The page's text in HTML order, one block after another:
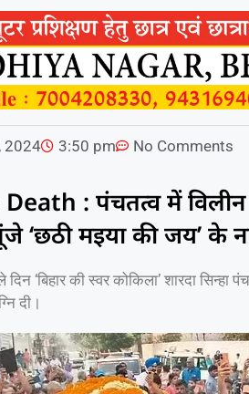
2024 3:50 pm No Comments
: पंचतत्व में विलीन
‘छठी मइया की जय’ के
‘बिहार की स्वर कोकिला’ शारदा
दी।